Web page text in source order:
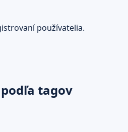
používatelia.
tagov